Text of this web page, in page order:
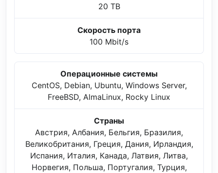
20 TB
Скорость порта
100 Mbit/s
Операционные системы
CentOS, Debian, Ubuntu, Windows Server,
FreeBSD, AlmaLinux, Rocky Linux
Страны
Австрия, Албания, Бельгия, Бразилия,
Великобритания, Греция, Дания, Ирландия,
Испания, Италия, Канада, Латвия, Литва,
Норвегия, Польша, Португалия, Турция,